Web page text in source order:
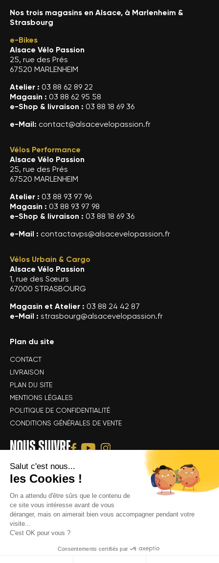
Nos trois magasins en Alsace, à Marlenheim &
Strasbourg
e-Bikes
Alsace Vélo Passion
25, rue des Prés
67520 MARLENHEIM
Atelier : 03 88 62 89 22
Magasin : 03 88 62 95 58
e-Shop & livraison : 03 88 18 69 36
e-Mail: contact@alsacevelopassion.fr
Vélos Performance
Alsace Vélo Passion
25, rue des Prés
67520 MARLENHEIM
Atelier : 03 88 93 97 96
Magasin : 03 88 93 97 98
e-Shop & livraison : 03 88 18 69 36
e-Mail : contactavps@alsacevelopassion.fr
Vélos Urbain & Cargo
Alsace Vélo Passion
1, rue des Sœurs
67000 STRASBOURG
Magasin et Atelier : 03 88 24 42 87
e-Mail : strasbourg@alsacevelopassion.fr
Plan du site
CONTACT
LIVRAISON
PLAN DU SITE
MENTIONS LÉGALES
POLITIQUE DE CONFIDENTIALITÉ
CONDITIONS GÉNÉRALES DE VENTE
NOUS SUIVRE
Tous droits réservés Alsace Velo Passion © -Achat & location de vélos
électriques : VTT, VTC, vélo de route, vélo gravel, speedbike, vélo
cargo électrique
Salut c'est nous...
les Cookies !
On a attendu d'être sûrs que le contenu de
ce site vous intéresse avant de vous
déranger, mais on aimerait bien vous accompagner pendant votre
visite...
C'est OK pour vous ?
Consentements certifiés par